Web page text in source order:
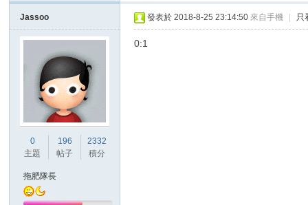
Jassoo
0
主題
196
帖子
2332
積分
拖肥隊長
發表於 2018-8-25 23:14:50 來自手機 只
0:1